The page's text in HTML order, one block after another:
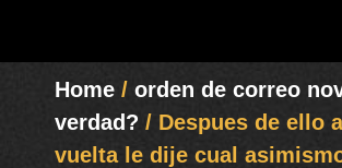
Home / orden de correo
verdad? / Despues de ello
vuelta le dije cual